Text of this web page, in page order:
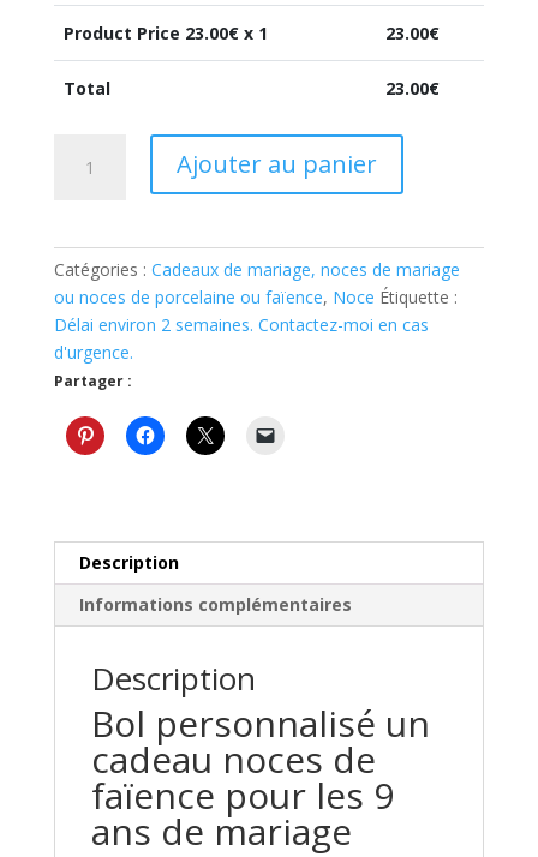
Product Price 23.00€ x 1 23.00€
Total 23.00€
faïence
Cadeau
noces
faïence
Ajouter au panier
Catégories : Cadeaux de mariage, noces de mariage
ou noces de porcelaine ou faïence, Noce Étiquette :
Délai environ 2 semaines. Contactez-moi en cas
d'urgence.
Partager :
Description
Informations complémentaires
Description
Bol personnalisé un
cadeau noces de
faïence pour les 9
ans de mariage